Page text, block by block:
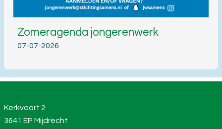
Zomeragenda jongerenwerk
07-07-2026
Kerkvaart 2
3641 EP Mijdrecht